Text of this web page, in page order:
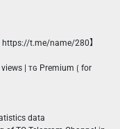
https://t.me/name/280】
| ᴛɢ Premium ⟮ for
data